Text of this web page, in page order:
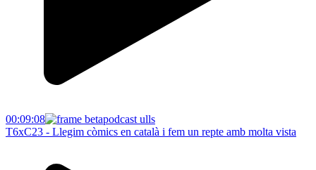
00:09:08
T6xC23 - Llegim còmics en català i fem un repte amb molta vista